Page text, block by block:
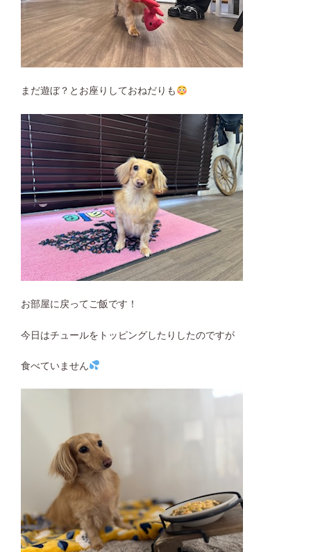
まだ遊ぼ？とお座りしておねだりも
お部屋に戻ってご飯です！
今日はチュールをトッピングしたりしたのですが
食べていません